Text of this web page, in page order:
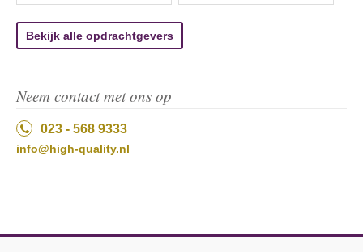
Bekijk alle opdrachtgevers
Neem contact met ons op
023 - 568 9333
info@high-quality.nl